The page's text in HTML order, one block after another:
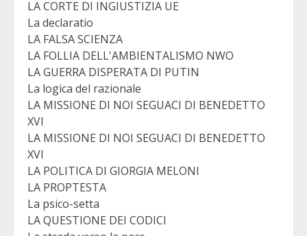
LA CORTE DI INGIUSTIZIA UE
La declaratio
LA FALSA SCIENZA
LA FOLLIA DELL'AMBIENTALISMO NWO
LA GUERRA DISPERATA DI PUTIN
La logica del razionale
LA MISSIONE DI NOI SEGUACI DI BENEDETTO
XVI
LA MISSIONE DI NOI SEGUACI DI BENEDETTO
XVI
LA POLITICA DI GIORGIA MELONI
LA PROPTESTA
La psico-setta
LA QUESTIONE DEI CODICI